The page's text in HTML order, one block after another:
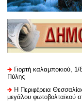
Γιορτή καλαμποκιού,
Πύλης
H Περιφέρεια
μεγάλου φωτοβολταϊκού